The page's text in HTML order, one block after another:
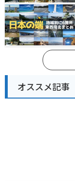
オススメ記事